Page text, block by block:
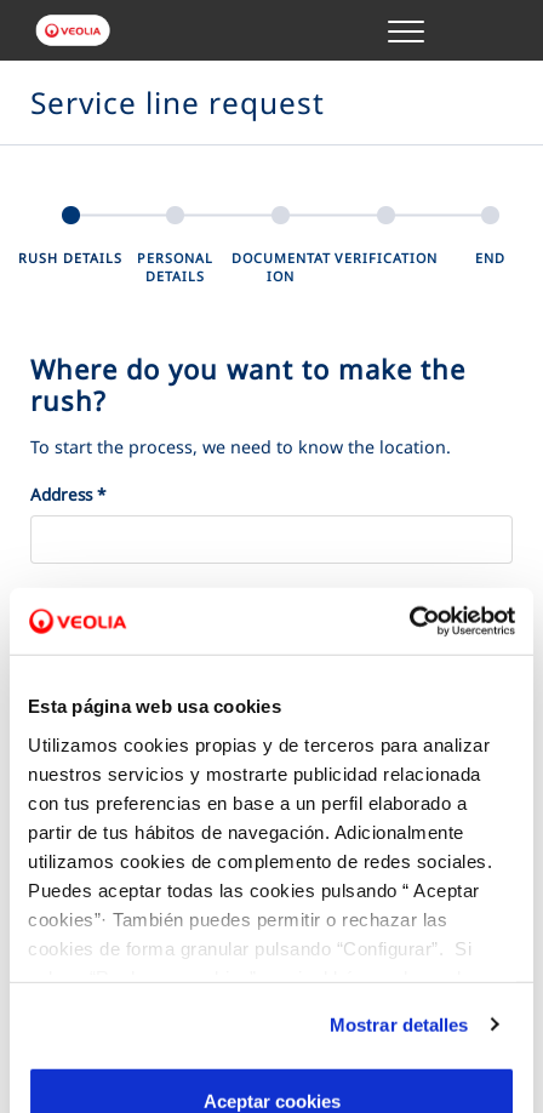
Esta página web usa cookies
Utilizamos cookies propias y de terceros para analizar
nuestros servicios y mostrarte publicidad relacionada
con tus preferencias en base a un perfil elaborado a
partir de tus hábitos de navegación. Adicionalmente
utilizamos cookies de complemento de redes sociales.
Puedes aceptar todas las cookies pulsando “ Aceptar
cookies”· También puedes permitir o rechazar las
cookies de forma granular pulsando “Configurar”. Si
son indispensables para que el sitio web funcione y que
por tanto no se pueden desactivar. Puedes consultar
más información en nuestraPolítica de Cookies
Mostrar detalles
Aceptar cookies
Menu
ONLINE TRANSACTIONS
YOUR WATER
Service line request
RUSH DETAILS
PERSONAL
DETAILS
DOCUMENTAT
ION
VERIFICATION END
Where do you want to make the
rush?
To start the process, we need to know the location.
Address*
Postcode *
You can find it on your IBI bill, deeds, or at the Cadastre Office
Rush details
Connection type*